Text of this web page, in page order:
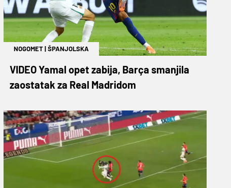
NOGOMET|ŠPANJOLSKA
VIDEO Yamal opet zabija, Barça smanjila
zaostatak za Real Madridom